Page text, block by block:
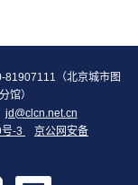
（北京城市图
馆）
jd@clcn.net.cn
-3
京公网安备